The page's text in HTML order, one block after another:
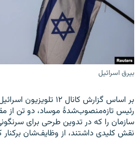
بیرق اسرائیل
بر اساس گزارش کانال ۱۲
رئیس تازه‌منصوب‌شدۀ موساد، دو تن از
سازمان را که در تدوین طرحی برای
نقش کلیدی داشتند، از وظایف‌شان